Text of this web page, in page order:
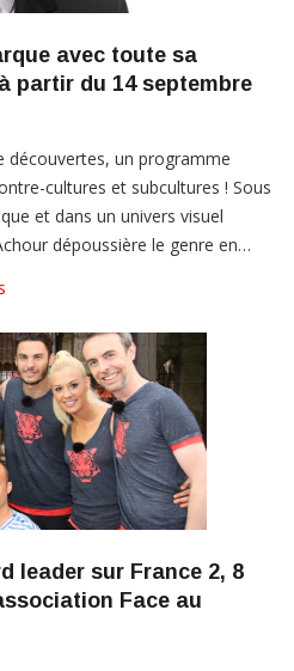
avec toute sa
partir du 14 septembre
découvertes, un programme
cultures et subcultures ! Sous
et dans un univers visuel
dépoussière le genre en…
leader sur France 2, 8
Face au